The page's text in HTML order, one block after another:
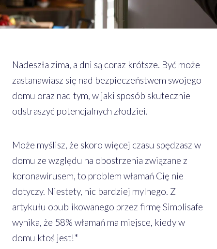
Nadeszła zima, a dni są coraz krótsze. Być może
zastanawiasz się nad bezpieczeństwem swojego
domu oraz nad tym, w jaki sposób skutecznie
odstraszyć potencjalnych złodziei.
Może myślisz, że skoro więcej czasu spędzasz w
domu ze względu na obostrzenia związane z
koronawirusem, to problem włamań Cię nie
dotyczy. Niestety, nic bardziej mylnego. Z
artykułu opublikowanego przez firmę Simplisafe
wynika, że 58% włamań ma miejsce, kiedy w
domu ktoś jest!*